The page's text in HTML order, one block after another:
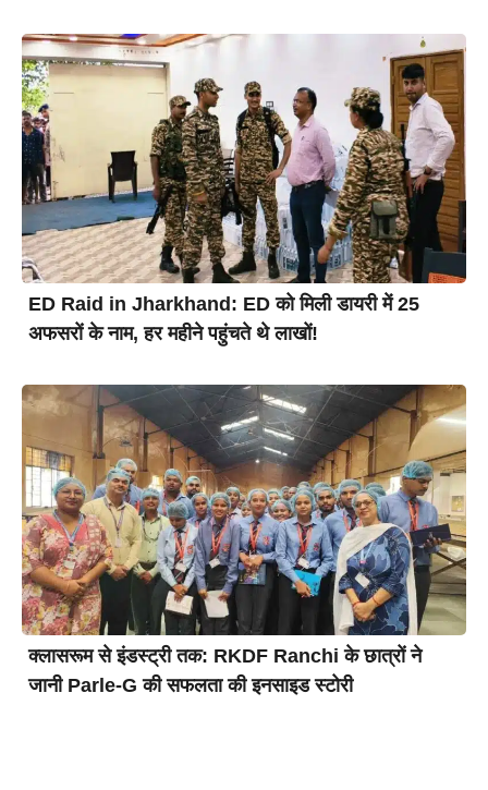
ED Raid in Jharkhand: ED को मिली डायरी में 25
अफसरों के नाम, हर महीने पहुंचते थे लाखों!
क्लासरूम से इंडस्ट्री तक: RKDF Ranchi के छात्रों ने
जानी Parle-G की सफलता की इनसाइड स्टोरी